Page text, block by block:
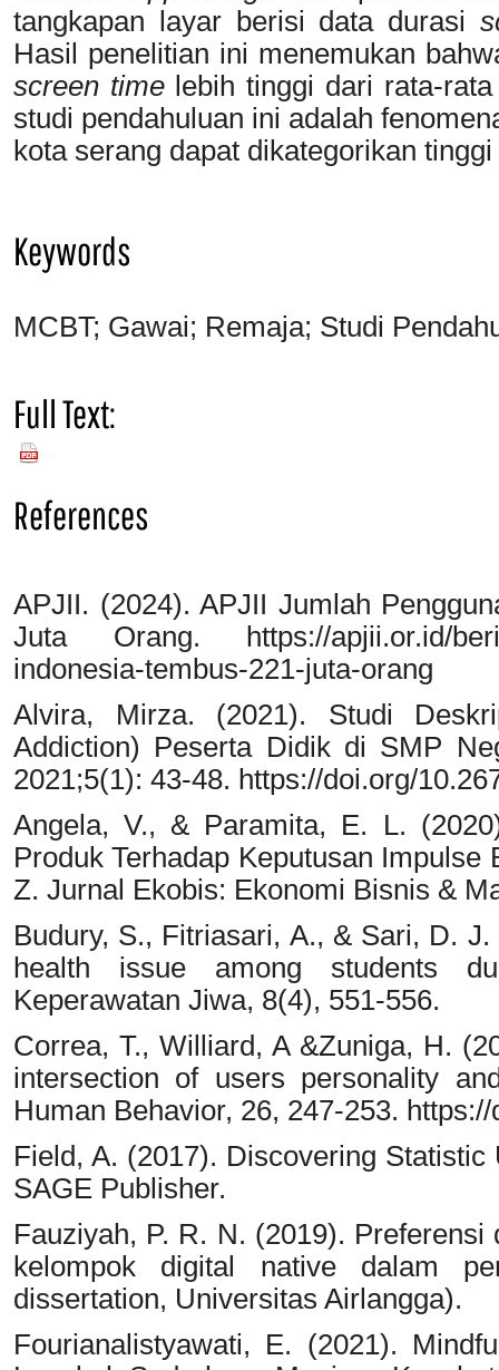
tangkapan layar berisi data durasi
Hasil penelitian ini menemukan
screen timelebih tinggi dari rata-
studi pendahuluan ini adalah
kota serang dapat dikategorikan
Keywords
MCBT; Gawai; Remaja; Studi
Full Text:
PDF
References
APJII. (2024). APJII Jumlah
Juta Orang. https://apjii.or.id/
indonesia-tembus-221-juta-orang
Alvira, Mirza. (2021). Studi
Addiction) Peserta Didik di SMP
2021;5(1): 43-48. https://doi.org/
Angela, V., & Paramita, E. L.
Produk Terhadap Keputusan
Z. Jurnal Ekobis: Ekonomi Bisnis &
Budury, S., Fitriasari, A., & Sari, D.
health issue among students
Keperawatan Jiwa, 8(4), 551-556.
Correa, T., Williard, A &Zuniga, H.
intersection of users personality
Human Behavior, 26, 247-253.
Field, A. (2017). Discovering
SAGE Publisher.
Fauziyah, P. R. N. (2019).
kelompok digital native dalam
dissertation, Universitas Airlangga).
Fourianalistyawati, E. (2021).